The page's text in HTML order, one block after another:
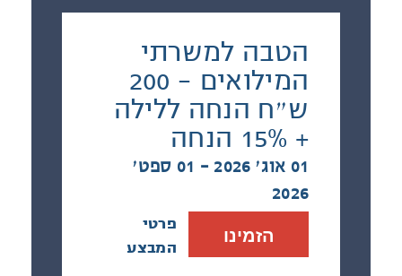
הטבה למשרתי
המילואים - 200
ש״ח הנחה ללילה
+ 15% הנחה
01 אוג׳ 2026 - 01 ספט׳
2026
הזמינו
פרטי
המבצע